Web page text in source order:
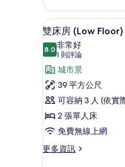
(Low
Floor)
的
所
有
相
片
1
張
特
雙
床
(Low
Floor)
的
詳
顯
示
雙
床
房
(Low
Floor)
的
所
5
雙床房 (Low Floor)
8.08.0 分，滿分 10 分
非常好
1 則評論
(1
則
評
論)
城市景
39 平方公尺
可容納 3 人 (依實
2 張單人床
免費無線上網
更多資訊
更